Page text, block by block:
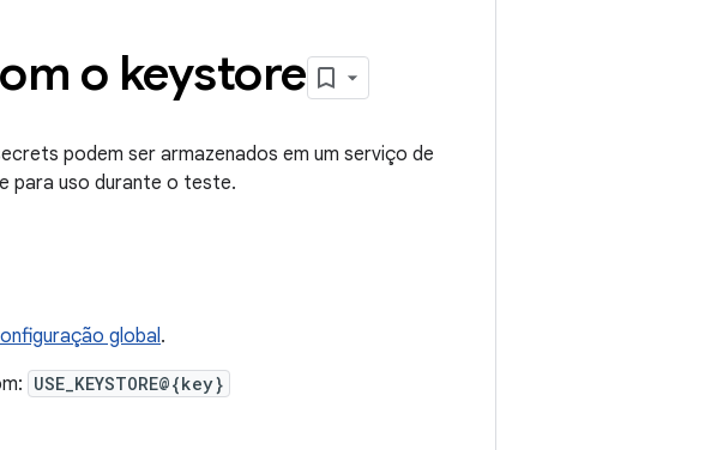
o keystore
podem ser armazenados em um serviço de
para uso durante o teste.
global.
USE_KEYSTORE@{key}